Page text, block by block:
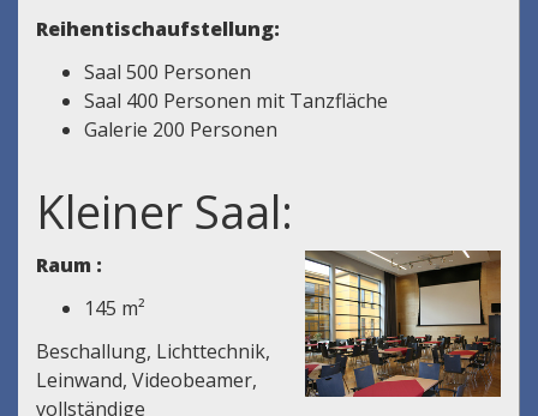
Reihentischaufstellung:
Saal 500 Personen
Saal 400 Personen mit Tanzfläche
Galerie 200 Personen
Kleiner Saal:
Raum :
145 m²
Beschallung, Lichttechnik,
Leinwand, Videobeamer,
vollständige